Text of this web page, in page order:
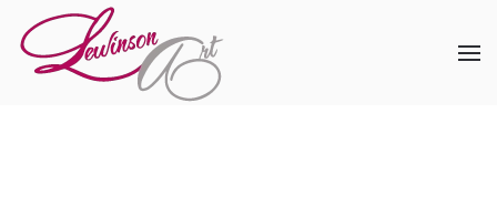
Skip to main content